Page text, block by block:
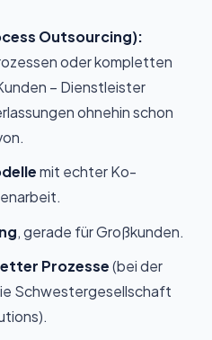
Outsourcing):
oder kompletten
– Dienstleister
ohnehin schon
mit echter Ko-
, gerade für Großkunden.
Prozesse(bei der
Schwestergesellschaft